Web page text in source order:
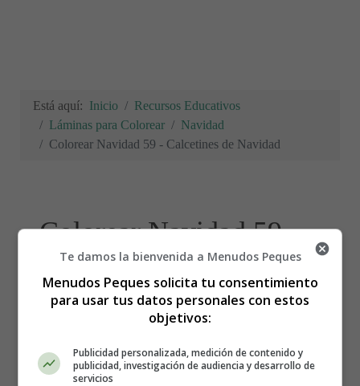
Está aquí: Inicio
Recursos Educativos
Láminas para Colorear
Navidad
Colorear Navidad 59 - Calcetines de Navidad
Colorear Navidad 59 -
Calcetines de Navidad
Te damos la bienvenida a Menudos Peques
Menudos Peques solicita tu consentimiento
para usar tus datos personales con estos
objetivos:
Publicidad personalizada, medición de contenido y
publicidad, investigación de audiencia y desarrollo de
servicios